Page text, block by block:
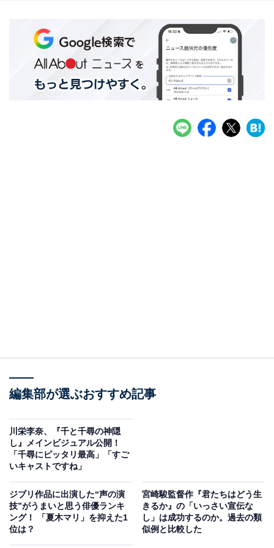
編集部が選ぶおすすめ記事
川栄李奈、『千と千尋の神隠
し』メインビジュアル公開！
「千尋にピッタリ最高」「すご
いキャストですね」
ジブリ作品に出演した“声の演
技”がうまいと思う俳優ランキ
ング！ 「夏木マリ」を抑えた1
位は？
宮崎駿監督作『君たちはどう生
きるか』の「いっさい宣伝な
し」は成功するのか。過去の類
似例と比較した